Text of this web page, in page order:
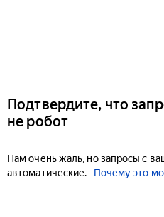
Подтвердите, что
не робот
Нам очень жаль, но запросы с
автоматические.
Почему это